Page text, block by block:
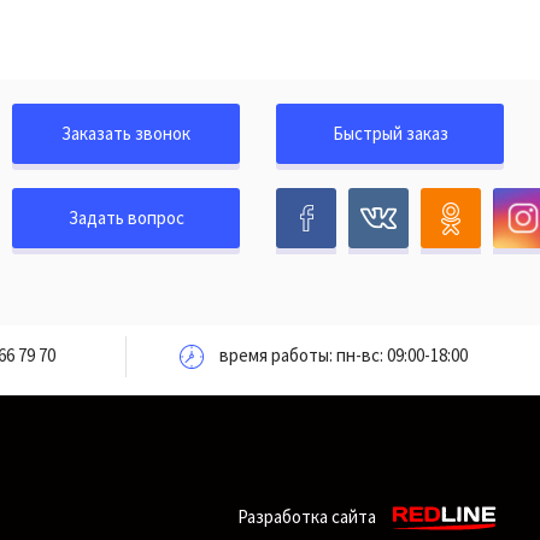
Заказать звонок
Задать вопрос
Быстрый заказ
79 70 время работы: пн-вс: 09:00-18:00
Разработка сайта